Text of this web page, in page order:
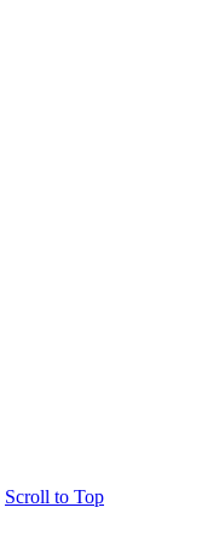
Scroll to Top